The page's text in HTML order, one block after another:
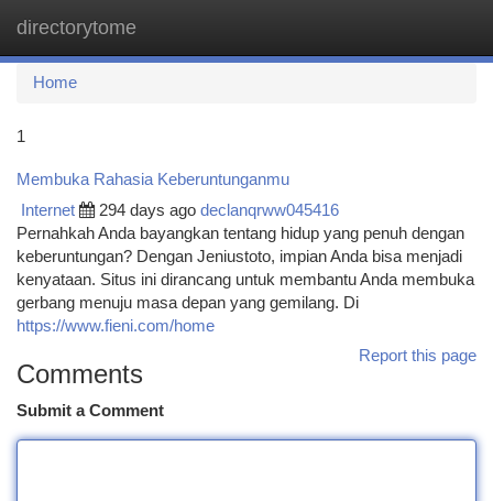
directorytome
Home
1
Membuka Rahasia Keberuntunganmu
Internet 294 days ago declanqrww045416
Pernahkah Anda bayangkan tentang hidup yang penuh dengan
keberuntungan? Dengan Jeniustoto, impian Anda bisa menjadi
kenyataan. Situs ini dirancang untuk membantu Anda membuka
gerbang menuju masa depan yang gemilang. Di
https://www.fieni.com/home
Report this page
Comments
Submit a Comment